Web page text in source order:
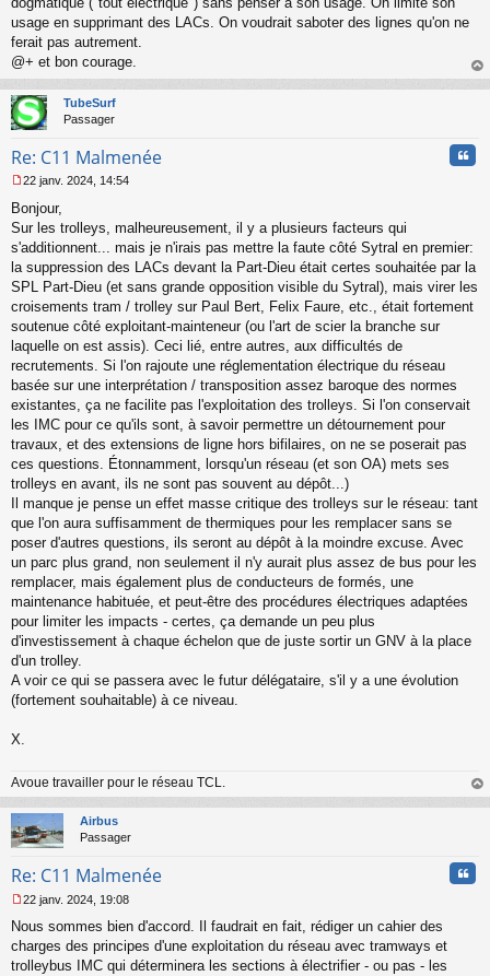
usage en supprimant des LACs. On voudrait saboter des lignes qu'on ne
ferait pas autrement.
@+ et bon courage.
au
TubeSurf
Passager
Re: C11 Malmenée
e
s
s
g
e
n
o
n
u
22 janv. 2024, 14:54
Bonjour,
Sur les trolleys, malheureusement, il y a plusieurs facteurs qui
s'additionnent... mais je n'irais pas mettre la faute côté Sytral en premier:
la suppression des LACs devant la Part-Dieu était certes souhaitée par la
SPL Part-Dieu (et sans grande opposition visible du Sytral), mais virer les
croisements tram / trolley sur Paul Bert, Felix Faure, etc., était fortement
soutenue côté exploitant-mainteneur (ou l'art de scier la branche sur
laquelle on est assis). Ceci lié, entre autres, aux difficultés de
recrutements. Si l'on rajoute une réglementation électrique du réseau
basée sur une interprétation / transposition assez baroque des normes
existantes, ça ne facilite pas l'exploitation des trolleys. Si l'on conservait
les IMC pour ce qu'ils sont, à savoir permettre un détournement pour
travaux, et des extensions de ligne hors bifilaires, on ne se poserait pas
ces questions. Étonnamment, lorsqu'un réseau (et son OA) mets ses
trolleys en avant, ils ne sont pas souvent au dépôt...)
Il manque je pense un effet masse critique des trolleys sur le réseau: tant
que l'on aura suffisamment de thermiques pour les remplacer sans se
poser d'autres questions, ils seront au dépôt à la moindre excuse. Avec
un parc plus grand, non seulement il n'y aurait plus assez de bus pour les
remplacer, mais également plus de conducteurs de formés, une
maintenance habituée, et peut-être des procédures électriques adaptées
pour limiter les impacts - certes, ça demande un peu plus
d'investissement à chaque échelon que de juste sortir un GNV à la place
d'un trolley.
A voir ce qui se passera avec le futur délégataire, s'il y a une évolution
(fortement souhaitable) à ce niveau.
X.
Avoue travailler pour le réseau TCL.
au
Airbus
Passager
Re: C11 Malmenée
e
s
s
22 janv. 2024, 19:08
Nous sommes bien d'accord. Il faudrait en fait, rédiger un cahier des
charges des principes d'une exploitation du réseau avec tramways et
trolleybus IMC qui déterminera les sections à électrifier - ou pas - les